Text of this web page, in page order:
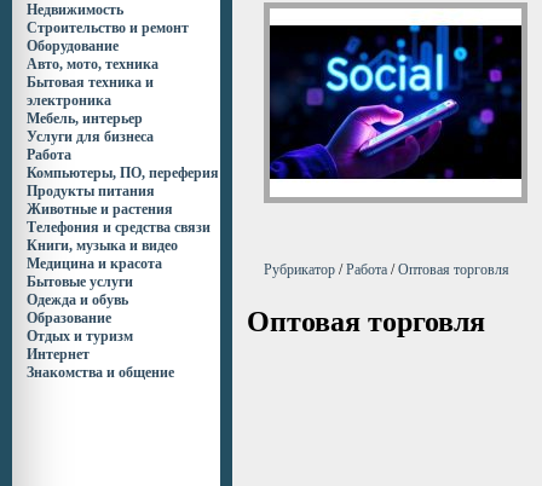
Недвижимость
Строительство и ремонт
Оборудование
Авто, мото, техника
Бытовая техника и
электроника
Мебель, интерьер
Услуги для бизнеса
Работа
Компьютеры, ПО, переферия
Продукты питания
Животные и растения
Телефония и средства связи
Книги, музыка и видео
Медицина и красота
Бытовые услуги
Одежда и обувь
Образование
Отдых и туризм
Интернет
Знакомства и общение
Рубрикатор /Работа /Оптовая торговля
Оптовая торговля